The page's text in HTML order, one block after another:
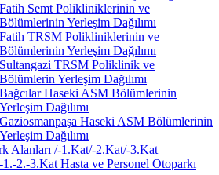
Fatih Semt Polikliniklerinin ve
Bölümlerinin Yerleşim Dağılımı
Fatih TRSM Polikliniklerinin ve
Bölümlerinin Yerleşim Dağılımı
Sultangazi TRSM Poliklinik ve
Bölümlerin Yerleşim Dağılımı
Bağcılar Haseki ASM Bölümlerinin
Yerleşim Dağılımı
Gaziosmanpaşa Haseki ASM Bölümlerinin
Yerleşim Dağılımı
Alanları /-1.Kat/-2.Kat/-3.Kat
-1.-2.-3.Kat Hasta ve Personel Otoparkı